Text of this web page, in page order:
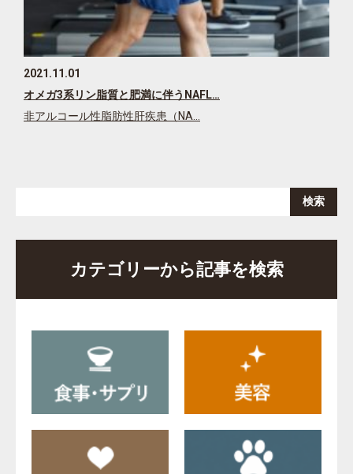
2021.11.01
オメガ3系リン脂質と肥満に伴うNAFL…
非アルコール性脂肪性肝疾患（NA…
カテゴリーから記事を検索